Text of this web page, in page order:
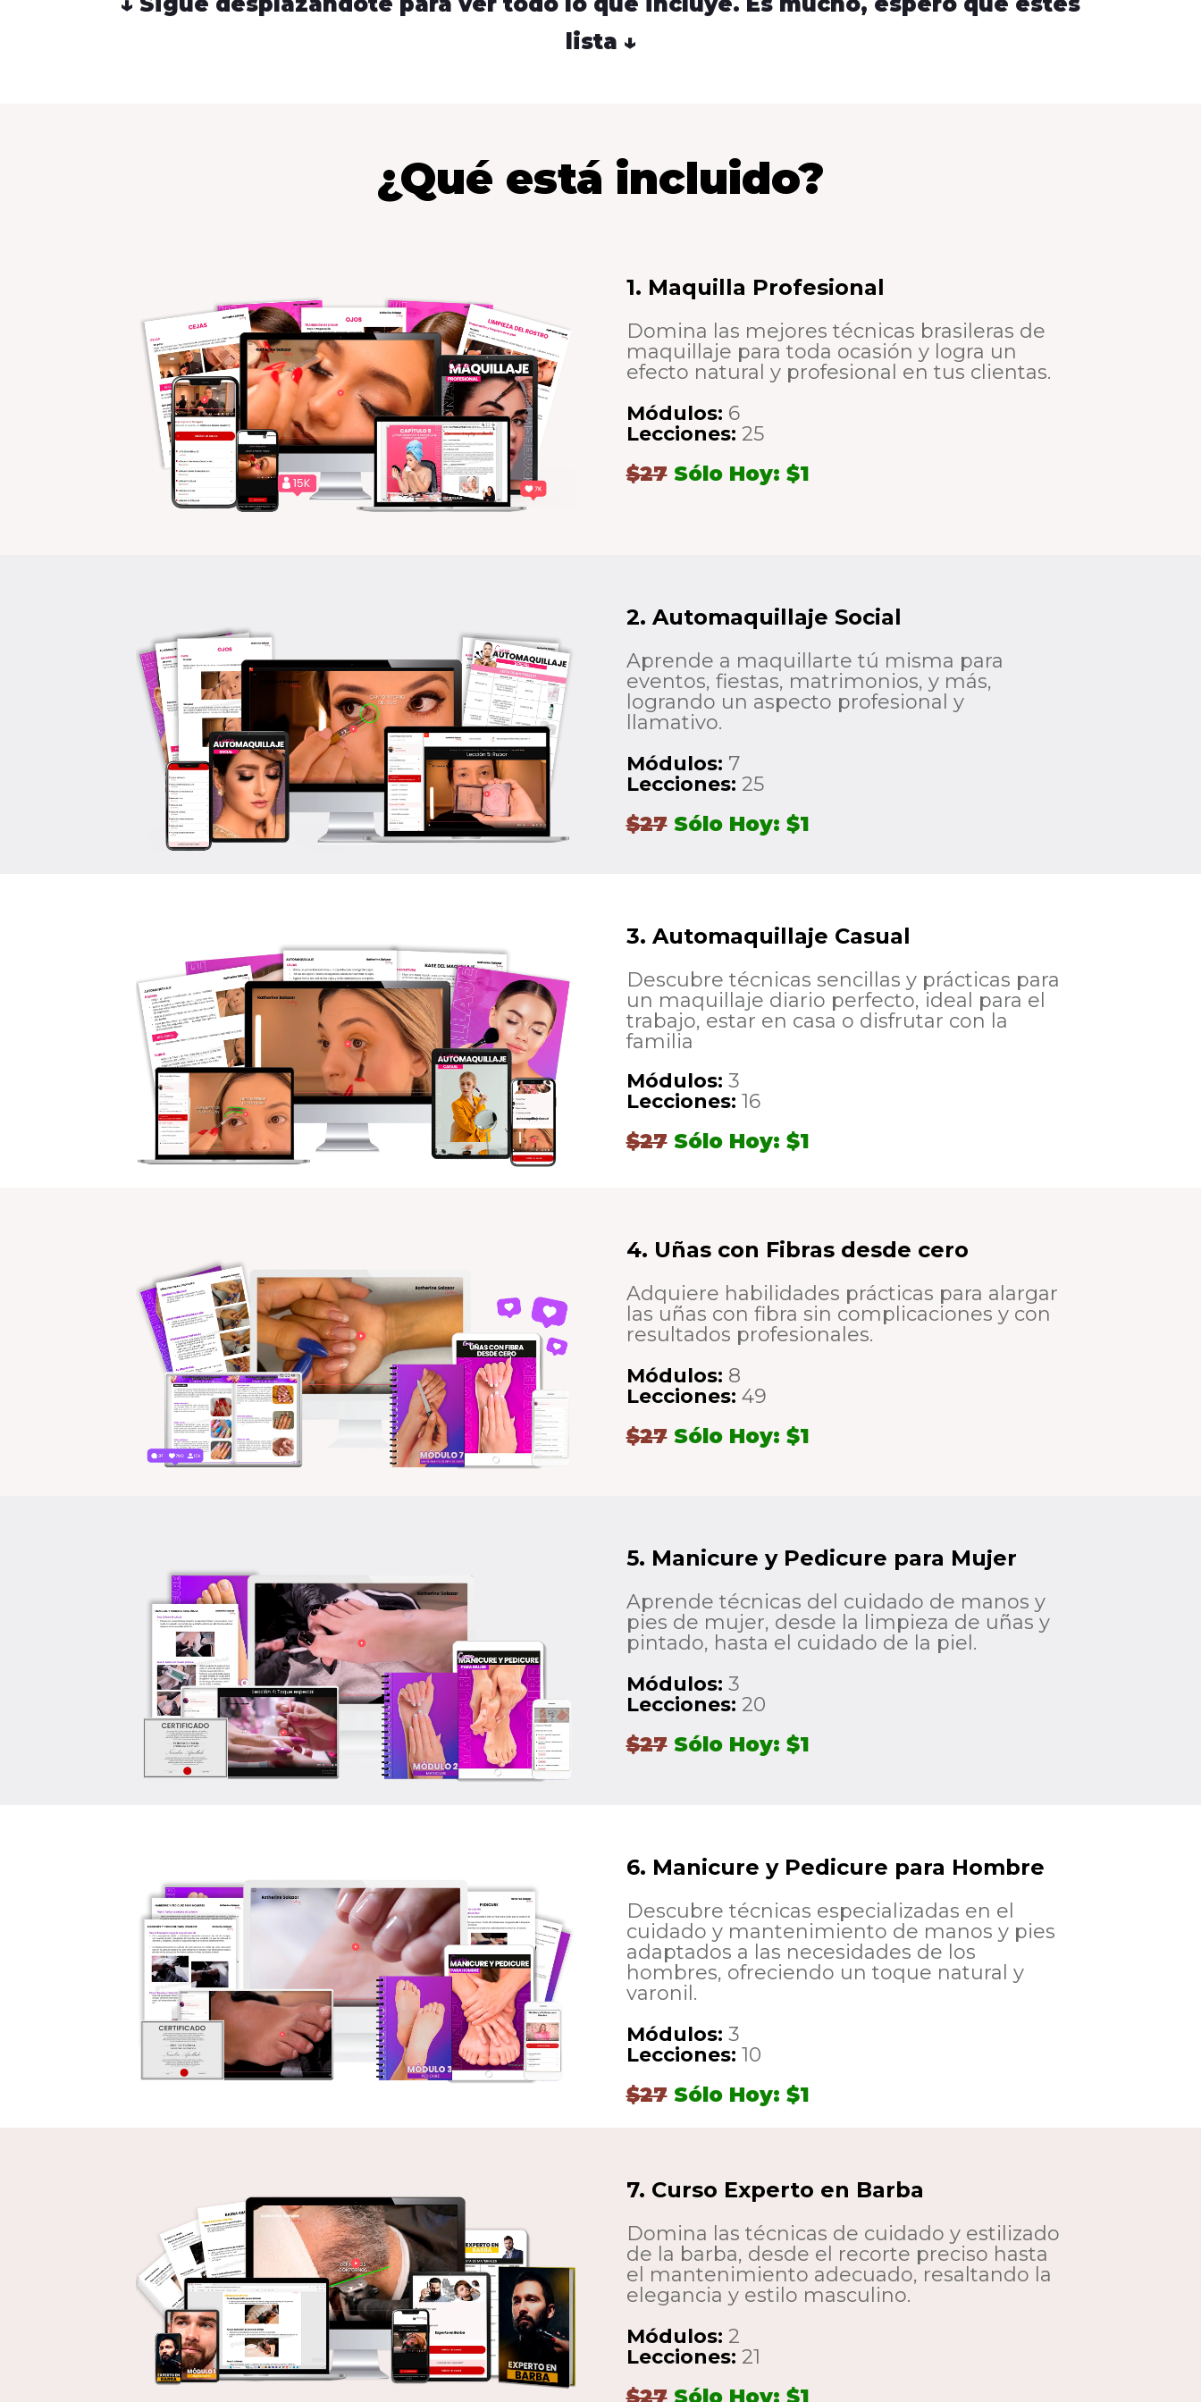
lista ↓
¿Qué está incluido?
1. Maquilla Profesional
Domina las mejores técnicas brasileras de
maquillaje para toda ocasión y logra un
efecto natural y profesional en tus clientas.
Módulos: 6
Lecciones: 25
$27 Sólo Hoy: $1
2. Automaquillaje Social
Aprende a maquillarte tú misma para
eventos, fiestas, matrimonios, y más,
logrando un aspecto profesional y
llamativo.
Módulos: 7
Lecciones: 25
$27 Sólo Hoy: $1
3. Automaquillaje Casual
Descubre técnicas sencillas y prácticas para
un maquillaje diario perfecto, ideal para el
trabajo, estar en casa o disfrutar con la
familia
Módulos: 3
Lecciones: 16
$27 Sólo Hoy: $1
4. Uñas con Fibras desde cero
Adquiere habilidades prácticas para alargar
las uñas con fibra sin complicaciones y con
resultados profesionales.
Módulos: 8
Lecciones: 49
$27 Sólo Hoy: $1
5. Manicure y Pedicure para Mujer
Aprende técnicas del cuidado de manos y
pies de mujer, desde la limpieza de uñas y
pintado, hasta el cuidado de la piel.
Módulos: 3
Lecciones: 20
$27 Sólo Hoy: $1
6. Manicure y Pedicure para Hombre
Descubre técnicas especializadas en el
cuidado y mantenimiento de manos y pies
adaptados a las necesidades de los
hombres, ofreciendo un toque natural y
varonil.
Módulos: 3
Lecciones: 10
$27 Sólo Hoy: $1
7. Curso Experto en Barba
Domina las técnicas de cuidado y estilizado
de la barba, desde el recorte preciso hasta
el mantenimiento adecuado, resaltando la
elegancia y estilo masculino.
Módulos: 2
Lecciones: 21
$27 Sólo Hoy: $1